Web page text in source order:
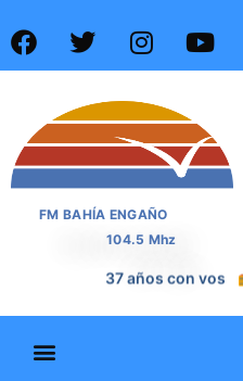
FM BAHÍA ENGAÑO
104.5 Mhz
37 años con vos